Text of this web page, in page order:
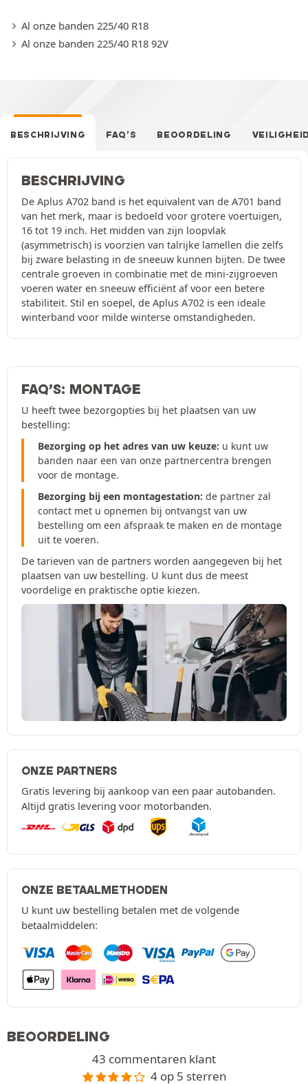
Al onze banden 225/40 R18
Al onze banden 225/40 R18 92V
BESCHRIJVING FAQ’S BEOORDELING
BESCHRIJVING
De Aplus A702 band is het equivalent van de A701 band
van het merk, maar is bedoeld voor grotere voertuigen,
16 tot 19 inch. Het midden van zijn loopvlak
(asymmetrisch) is voorzien van talrijke lamellen die zelfs
bij zware belasting in de sneeuw kunnen bijten. De twee
centrale groeven in combinatie met de mini-zijgroeven
voeren water en sneeuw efficiënt af voor een betere
stabiliteit. Stil en soepel, de Aplus A702 is een ideale
winterband voor milde winterse omstandigheden.
FAQ’S: MONTAGE
U heeft twee bezorgopties bij het plaatsen van uw
bestelling:
Bezorging op het adres van uw keuze: u kunt uw
banden naar een van onze partnercentra brengen
voor de montage.
Bezorging bij een montagestation: de partner zal
contact met u opnemen bij ontvangst van uw
bestelling om een afspraak te maken en de montage
uit te voeren.
De tarieven van de partners worden aangegeven bij het
plaatsen van uw bestelling. U kunt dus de meest
voordelige en praktische optie kiezen.
ONZE PARTNERS
Gratis levering bij aankoop van een paar autobanden.
Altijd gratis levering voor motorbanden.
ONZE BETAALMETHODEN
U kunt uw bestelling betalen met de volgende
betaalmiddelen:
BEOORDELING
43 commentaren klant
4 op 5 sterren